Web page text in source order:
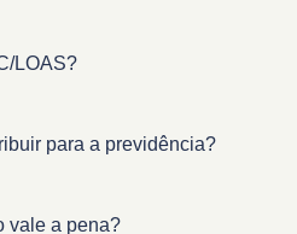
LOAS?
para a previdência?
vale a pena?